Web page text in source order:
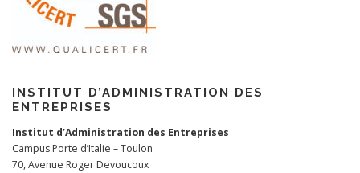
INSTITUT D’ADMINISTRATION DES
ENTREPRISES
Institut d’Administration des Entreprises
Campus Porte d’Italie – Toulon
70, Avenue Roger Devoucoux